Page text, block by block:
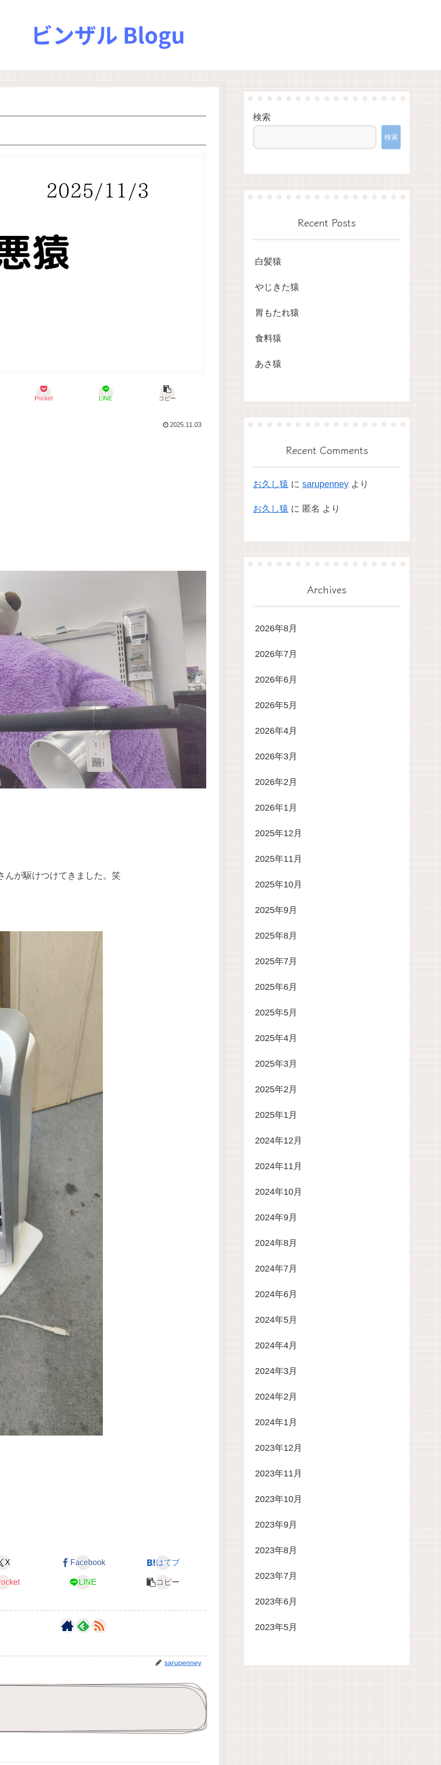
Pocket LINE コピー
2025.11.03
んが駆けつけてきました。笑
X Facebook はてブ
LINE コピー
sarupenney
検索
検索
Recent Posts
白髪猿
やじきた猿
胃もたれ猿
食料猿
あさ猿
Recent Comments
お久し猿 に sarupenney より
お久し猿 に 匿名 より
Archives
2026年8月
2026年7月
2026年6月
2026年5月
2026年4月
2026年3月
2026年2月
2026年1月
2025年12月
2025年11月
2025年10月
2025年9月
2025年8月
2025年7月
2025年6月
2025年5月
2025年4月
2025年3月
2025年2月
2025年1月
2024年12月
2024年11月
2024年10月
2024年9月
2024年8月
2024年7月
2024年6月
2024年5月
2024年4月
2024年3月
2024年2月
2024年1月
2023年12月
2023年11月
2023年10月
2023年9月
2023年8月
2023年7月
2023年6月
2023年5月